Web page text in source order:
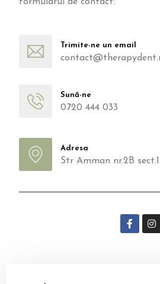
Trimite-ne un email
Sună-ne
0720 444 033
Adresa
Str Amman nr.2B